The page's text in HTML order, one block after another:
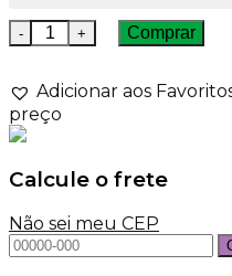
Frasco de Vidro 1ml
Comprar
Adicionar aos
preço
Calcule o frete
Não sei meu CEP